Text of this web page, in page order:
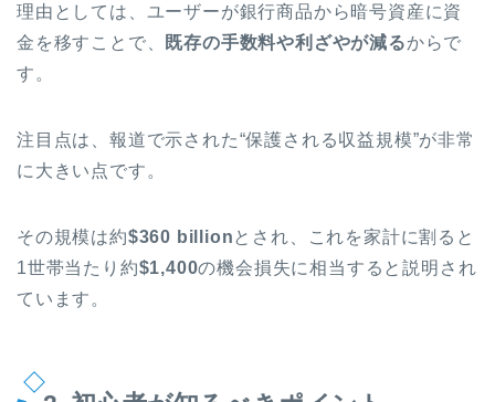
理由としては、ユーザーが銀行商品から暗号資産に資
金を移すことで、
既存の手数料や利ざやが減るからで
す。
注目点は、報道で示された“保護される収益規模”が非常
に大きい点です。
その規模は約$360 billion とされ、これを家計に割ると
1世帯当たり約$1,400の機会損失に相当すると説明され
ています。